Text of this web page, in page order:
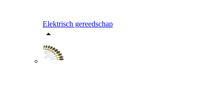
Elektrisch gereedschap